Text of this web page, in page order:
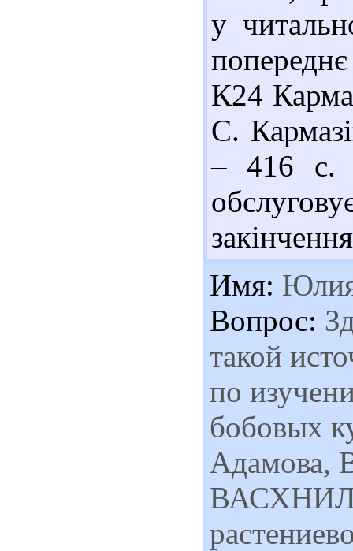
у
К24
С.
– 416 с.
Имя:
Вопрос:
такой
по
бобовых
Адамова,
ВАСХНИЛ,